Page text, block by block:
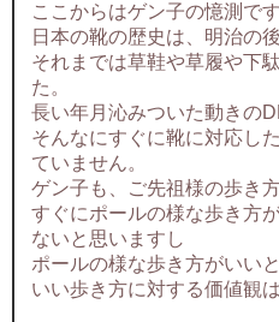
ここからはゲン子の憶測です
日本の靴の歴史は、明治の
それまでは草鞋や草履や下
た。
長い年月沁みついた動きの
そんなにすぐに靴に対応し
ていません。
ゲン子も、ご先祖様の歩き
すぐにポールの様な歩き方
ないと思いますし
ポールの様な歩き方がいい
いい歩き方に対する価値観